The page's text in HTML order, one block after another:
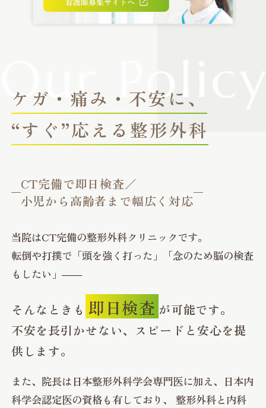
ケガ・痛み・不安に、
“すぐ”応える整形外科
CT完備で即日検査／
小児から高齢者まで幅広く対応
当院はCT完備の整形外科クリニックです。
転倒や打撲で「頭を強く打った」「念のため脳の検査
もしたい」――
そんなときも 即日検査 が可能です。
不安を長引かせない、スピードと安心を提
供します。
また、院長は日本整形外科学会専門医に加え、日本内
科学会認定医の資格も有しており、
整形外科と内科